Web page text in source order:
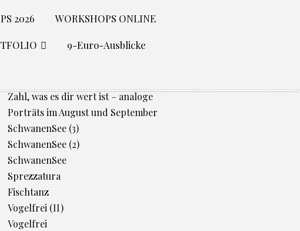
2026 WORKSHOPS ONLINE
9-Euro-Ausblicke
Zahl, was es dir wert ist – analoge
Porträts im August und September
SchwanenSee (3)
SchwanenSee (2)
SchwanenSee
Sprezzatura
Fischtanz
Vogelfrei (II)
Vogelfrei